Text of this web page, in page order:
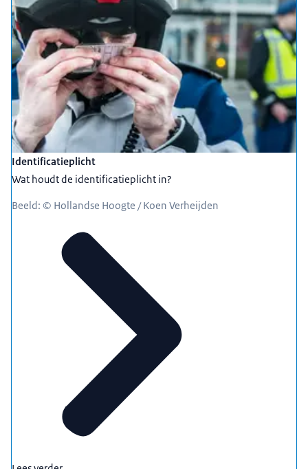
Identificatieplicht
Wat houdt de identificatieplicht in?
Beeld: © Hollandse Hoogte / Koen Verheijden